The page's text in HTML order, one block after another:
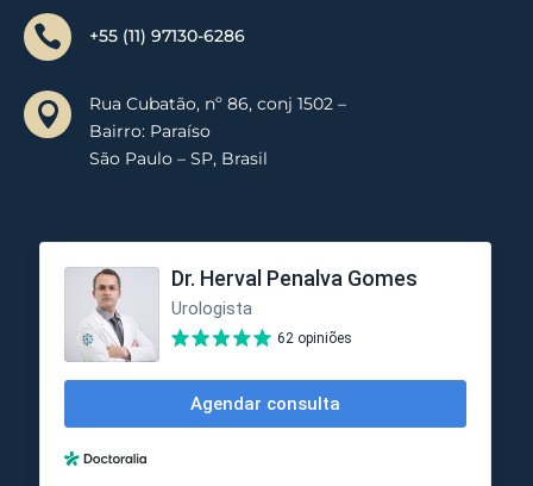
 +55 (11) 97130-6286

Rua Cubatão, nº 86, conj 1502 –
Bairro: Paraíso
São Paulo – SP, Brasil